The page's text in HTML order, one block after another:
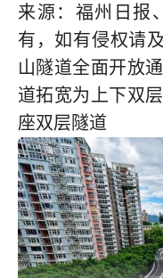
来源：福州日报
有，如有侵权请
山隧道全面开放
道拓宽为上下双
座双层隧道